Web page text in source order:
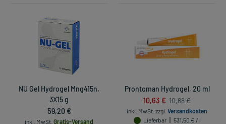
NU Gel Hydrogel Mng415n,
3X15 g
59,20 €
inkl. MwSt. Gratis-Versand
Prontoman Hydrogel, 20 ml
10,63 € 10,68 €
inkl. MwSt. zzgl. Versandkosten
Lieferbar
531,50 € / l